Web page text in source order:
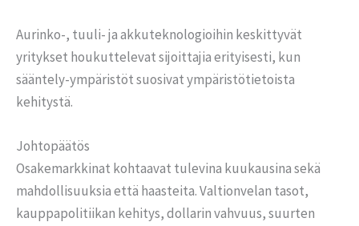
Aurinko-, tuuli- ja akkuteknologioihin keskittyvät
yritykset houkuttelevat sijoittajia erityisesti, kun
sääntely-ympäristöt suosivat ympäristötietoista
kehitystä.
Johtopäätös
Osakemarkkinat kohtaavat tulevina kuukausina sekä
mahdollisuuksia että haasteita. Valtionvelan tasot,
kauppapolitiikan kehitys, dollarin vahvuus, suurten